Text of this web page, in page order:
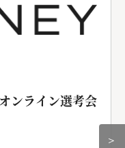
ンライン選考会
＞